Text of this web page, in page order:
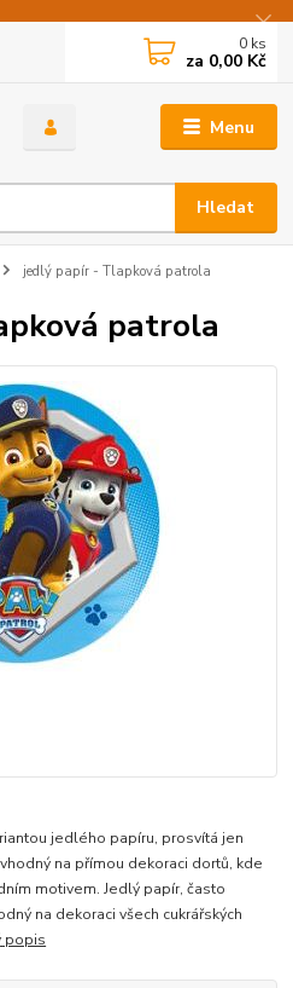
Menu
Hledat
0 ks
za 0,00 Kč
jedlý papír - Tlapková patrola
patrola
jedlého papíru, prosvítá jen
na přímou dekoraci dortů, kde
motivem. Jedlý papír, často
na dekoraci všech cukrářských
popis